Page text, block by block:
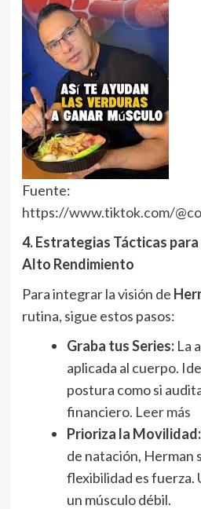
Fuente:
https://www.tiktok.com/
4. Estrategias Tácticas
Alto Rendimiento
Para integrar la visión de
rutina, sigue estos pasos:
Graba tus Series:La
aplicada al cuerpo.
postura como si
financiero. Leer más
Prioriza la Movilidad:
de natación, Herman
flexibilidad es fuerza.
un músculo débil.